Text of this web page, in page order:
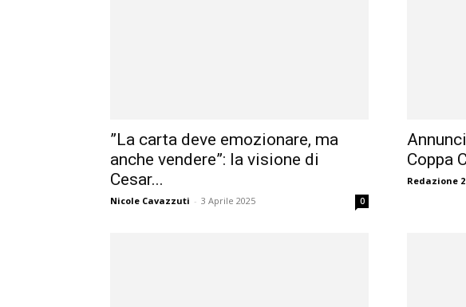
”La carta deve emozionare, ma
anche vendere”: la visione di
Cesar...
Nicole Cavazzuti - 3 Aprile 2025 0
Coppa
Redazione 2